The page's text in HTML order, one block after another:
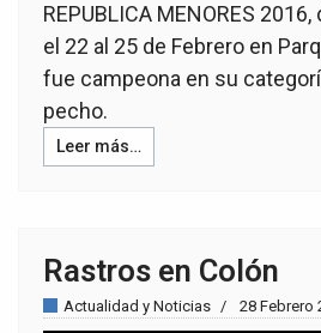
REPUBLICA MENORES
el 22 al 25 de Febrero en
fue campeona en su
pecho.
Leer más…
Rastros en Colón
Actualidad y Noticias 28 Febrero